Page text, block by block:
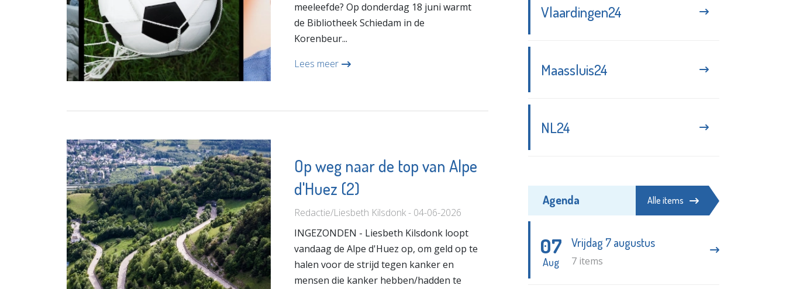
meeleefde? Op donderdag 18 juni warmt
de Bibliotheek Schiedam in de
Korenbeur...
Lees meer
Op weg naar de top van Alpe
d'Huez (2)
Redactie/Liesbeth Kilsdonk - 04-06-2026
INGEZONDEN - Liesbeth Kilsdonk loopt
vandaag de Alpe d'Huez op, om geld op te
halen voor de strijd tegen kanker en
mensen die kanker hebben/hadden te
Schiedam krijgt nieuw 35+-
Vlaardingen24
Maassluis24
NL24
Agenda Alle items
07
Aug
Vrijdag 7 augustus
7 items